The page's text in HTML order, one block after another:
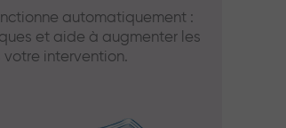
automatiquement :
et aide à augmenter les
votre intervention.